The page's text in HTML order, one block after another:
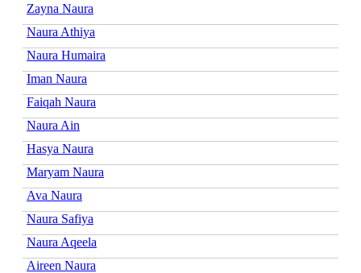
Zayna Naura
Naura Athiya
Naura Humaira
Iman Naura
Faiqah Naura
Naura Ain
Hasya Naura
Maryam Naura
Ava Naura
Naura Safiya
Naura Aqeela
Aireen Naura